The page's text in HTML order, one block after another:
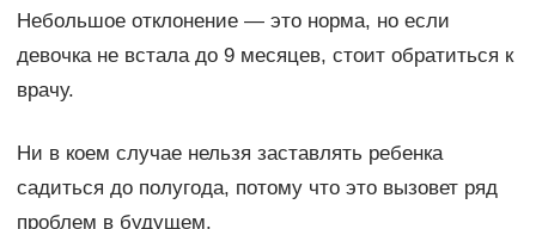
Небольшое отклонение — это норма, но если
девочка не встала до 9 месяцев, стоит обратиться к
врачу.
Ни в коем случае нельзя заставлять ребенка
садиться до полугода, потому что это вызовет ряд
проблем в будущем.